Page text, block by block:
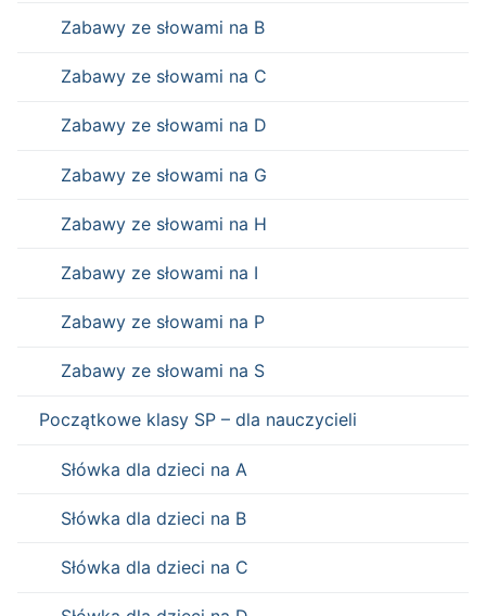
Zabawy ze słowami na B
Zabawy ze słowami na C
Zabawy ze słowami na D
Zabawy ze słowami na G
Zabawy ze słowami na H
Zabawy ze słowami na I
Zabawy ze słowami na P
Zabawy ze słowami na S
Początkowe klasy SP – dla nauczycieli
Słówka dla dzieci na A
Słówka dla dzieci na B
Słówka dla dzieci na C